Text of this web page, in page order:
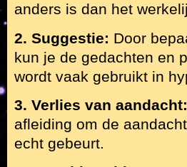
anders is dan het
2. Suggestie: Door
kun je de gedachten en
wordt vaak gebruikt in
3. Verlies van aandacht:
afleiding om de
echt gebeurt.